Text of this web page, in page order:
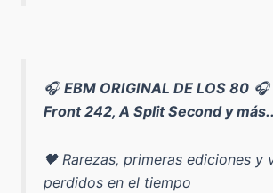
🎧EBM ORIGINAL DE LOS 80 🎧
Front 242, A Split Second y
🖤 Rarezas, primeras ediciones y
perdidos en el tiempo